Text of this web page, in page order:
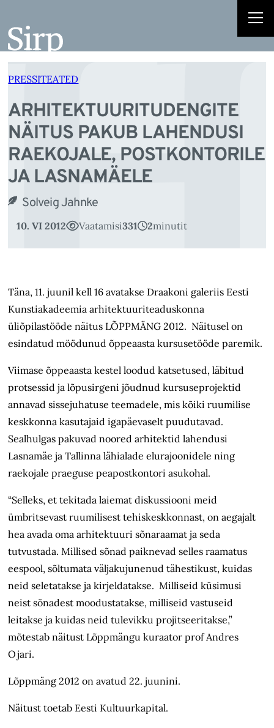
juurde
PRESSITEATED
ARHITEKTUURITUDENGITE
NÄITUS PAKUB LAHENDUSI
RAEKOJALE, POSTKONTORILE
JA LASNAMÄELE
Solveig Jahnke
10. VI 2012 Vaatamisi331 2minutit
Täna, 11. juunil kell 16 avatakse Draakoni galeriis Eesti
Kunstiakadeemia arhitektuuriteaduskonna
üliõpilastööde näitus LÕPPMÄNG 2012. Näitusel on
esindatud möödunud õppeaasta kursusetööde paremik.
Viimase õppeaasta kestel loodud katsetused, läbitud
protsessid ja lõpusirgeni jõudnud kursuseprojektid
annavad sissejuhatuse teemadele, mis kõiki ruumilise
keskkonna kasutajaid igapäevaselt puudutavad.
Sealhulgas pakuvad noored arhitektid lahendusi
Lasnamäe ja Tallinna lähialade elurajoonidele ning
raekojale praeguse peapostkontori asukohal.
“Selleks, et tekitada laiemat diskussiooni meid
ümbritsevast ruumilisest tehiskeskkonnast, on aegajalt
hea avada oma arhitektuuri sõnaraamat ja seda
tutvustada. Millised sõnad paiknevad selles raamatus
eespool, sõltumata väljakujunenud tähestikust, kuidas
neid seletatakse ja kirjeldatakse. Milliseid küsimusi
neist sõnadest moodustatakse, milliseid vastuseid
leitakse ja kuidas neid tulevikku projitseeritakse,”
mõtestab näitust Lõppmängu kuraator prof Andres
Ojari.
Lõppmäng 2012 on avatud 22. juunini.
Näitust toetab Eesti Kultuurkapital.